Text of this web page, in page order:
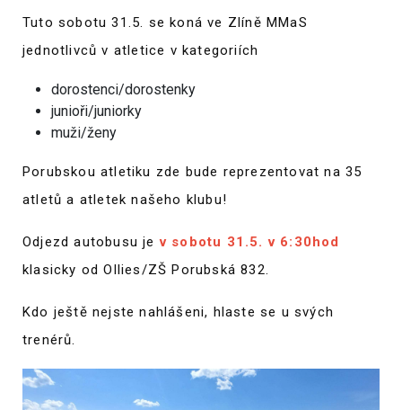
Tuto sobotu 31.5. se koná ve Zlíně MMaS
jednotlivců v atletice v kategoriích
dorostenci/dorostenky
junioři/juniorky
muži/ženy
Porubskou atletiku zde bude reprezentovat na 35
atletů a atletek našeho klubu!
Odjezd autobusu jev sobotu 31.5. v 6:30hod
klasicky od Ollies/ZŠ Porubská 832.
Kdo ještě nejste nahlášeni, hlaste se u svých
trenérů.